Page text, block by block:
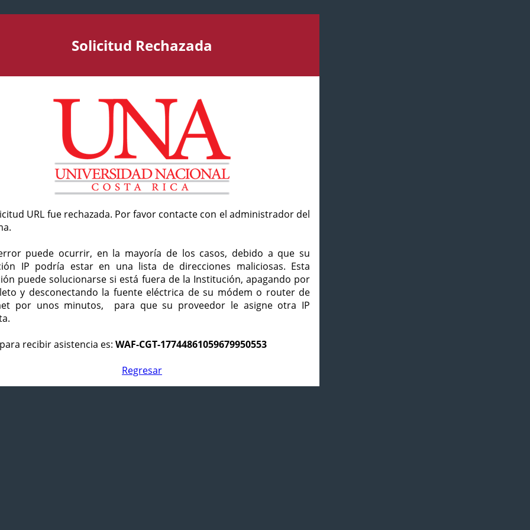
Solicitud Rechazada
URL fue rechazada. Por favor contacte con el administrador del
puede ocurrir, en la mayoría de los casos, debido a que su
IP podría estar en una lista de direcciones maliciosas. Esta
puede solucionarse si está fuera de la Institución, apagando por
y desconectando la fuente eléctrica de su módem o router de
por unos minutos, para que su proveedor le asigne otra IP
recibir asistencia es: WAF-CGT-17744861059679950553
Regresar